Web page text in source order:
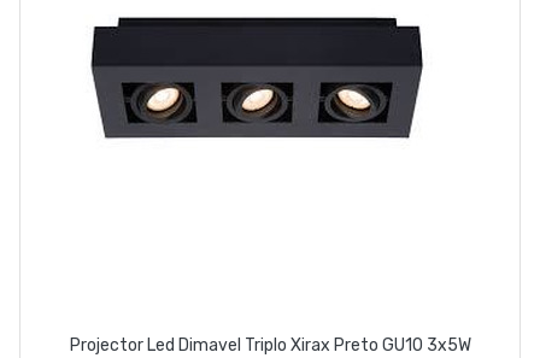
Projector Led Dimavel Triplo Xirax Preto GU10 3x5W